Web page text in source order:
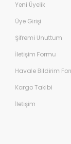
Yeni Üyelik
Üye Girişi
Şifremi Unuttum
İletişim Formu
Havale Bildirim
Kargo Takibi
İletişim